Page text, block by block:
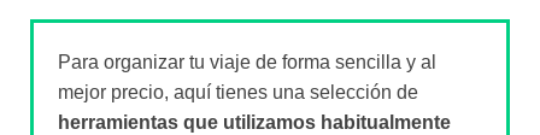
Para organizar tu viaje de forma sencilla y al
mejor precio, aquí tienes una selección de
herramientas que utilizamos habitualmente